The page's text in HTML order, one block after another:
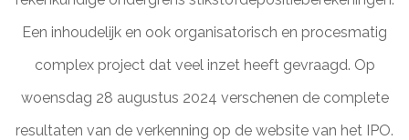
Een inhoudelijk en ook organisatorisch en procesmatig
complex project dat veel inzet heeft gevraagd. Op
woensdag 28 augustus 2024 verschenen de complete
resultaten van de verkenning op de website van het IPO.